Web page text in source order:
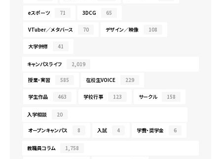
eスポーツ 71 3DCG 65
VTuber／メタバース 70 デザイン／映像 108
大学併修 41
キャンパスライフ 2,019
授業・実習 585 在校生VOICE 229
学生作品 463 学校行事 123 サークル 158
入学相談 20
オープンキャンパス 8 入試 4 学費・奨学金 6
教職員コラム 1,758